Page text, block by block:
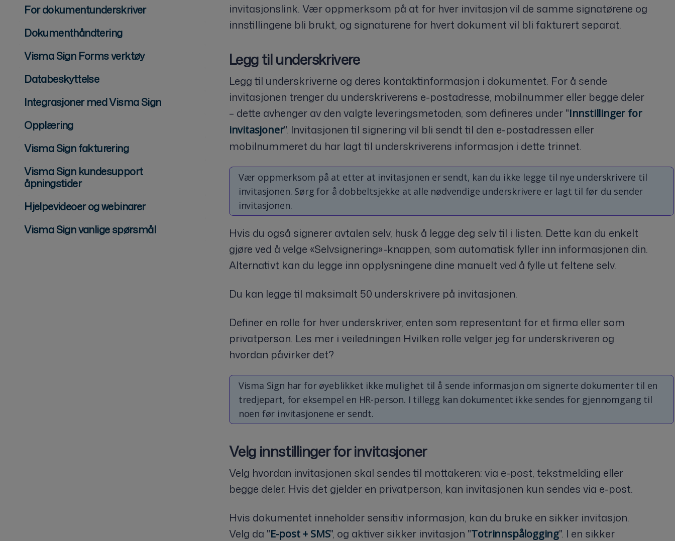
For dokumentunderskriver
Dokumenthåndtering
Visma Sign Forms verktøy
Databeskyttelse
Integrasjoner med Visma Sign
Opplæring
Visma Sign fakturering
Visma Sign kundesupport
åpningstider
Hjelpevideoer og webinarer
Visma Sign vanlige spørsmål
invitasjonslink. Vær oppmerksom på at for hver invitasjon vil de samme signatørene og
innstillingene bli brukt, og signaturene for hvert dokument vil bli fakturert separat.
Legg til underskrivere
Legg til underskriverne og deres kontaktinformasjon i dokumentet. For å sende
invitasjonen trenger du underskriverens e-postadresse, mobilnummer eller begge deler
– dette avhenger av den valgte leveringsmetoden, som defineres under "Innstillinger for
invitasjoner". Invitasjonen til signering vil bli sendt til den e-postadressen eller
mobilnummeret du har lagt til underskriverens informasjon i dette trinnet.
Vær oppmerksom på at etter at invitasjonen er sendt, kan du ikke legge til nye underskrivere til
invitasjonen. Sørg for å dobbeltsjekke at alle nødvendige underskrivere er lagt til før du sender
invitasjonen.
Hvis du også signerer avtalen selv, husk å legge deg selv til i listen. Dette kan du enkelt
gjøre ved å velge «Selvsignering»-knappen, som automatisk fyller inn informasjonen din.
Alternativt kan du legge inn opplysningene dine manuelt ved å fylle ut feltene selv.
Du kan legge til maksimalt 50 underskrivere på invitasjonen.
Definer en rolle for hver underskriver, enten som representant for et firma eller som
privatperson. Les mer i veiledningen Hvilken rolle velger jeg for underskriveren og
hvordan påvirker det?
Visma Sign har for øyeblikket ikke mulighet til å sende informasjon om signerte dokumenter til en
tredjepart, for eksempel en HR-person. I tillegg kan dokumentet ikke sendes for gjennomgang til
noen før invitasjonene er sendt.
Velg innstillinger for invitasjoner
Velg hvordan invitasjonen skal sendes til mottakeren: via e-post, tekstmelding eller
begge deler. Hvis det gjelder en privatperson, kan invitasjonen kun sendes via e-post.
Hvis dokumentet inneholder sensitiv informasjon, kan du bruke en sikker invitasjon.
Velg da "E-post + SMS", og aktiver sikker invitasjon "Totrinnspålogging". I en sikker